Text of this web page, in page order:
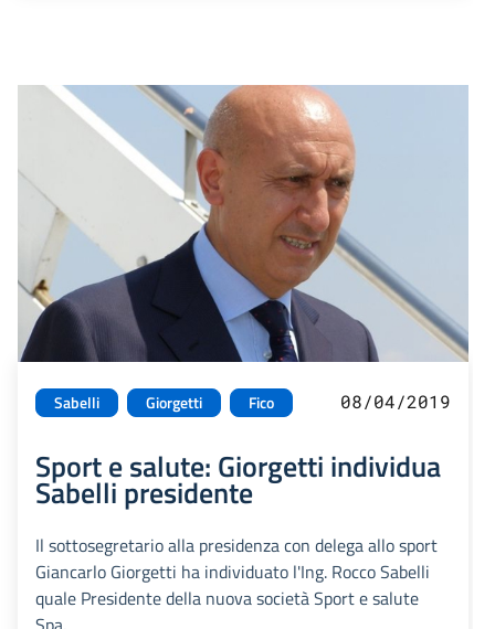
Sabelli Giorgetti Fico 08/04/2019
Sport e salute: Giorgetti individua
Sabelli presidente
Il sottosegretario alla presidenza con delega allo sport
Giancarlo Giorgetti ha individuato l'Ing. Rocco Sabelli
quale Presidente della nuova società Sport e salute